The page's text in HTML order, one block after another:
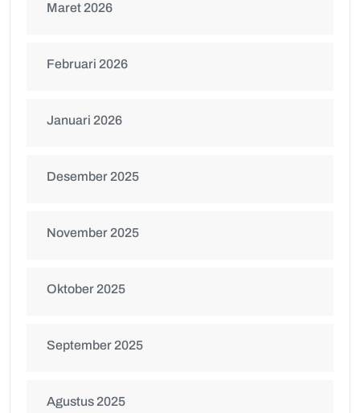
Maret 2026
Februari 2026
Januari 2026
Desember 2025
November 2025
Oktober 2025
September 2025
Agustus 2025